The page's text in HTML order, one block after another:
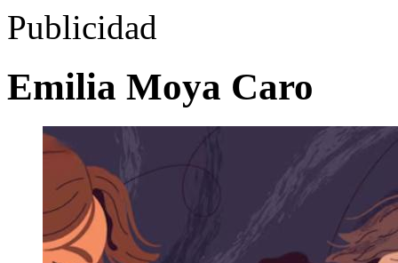
Publicidad
Emilia Moya Caro